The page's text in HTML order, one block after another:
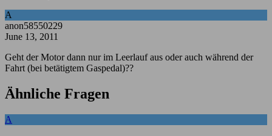
A
anon58550229
June 13, 2011
Geht der Motor dann nur im Leerlauf aus oder auch während der
Fahrt (bei betätigtem Gaspedal)??
Ähnliche Fragen
A